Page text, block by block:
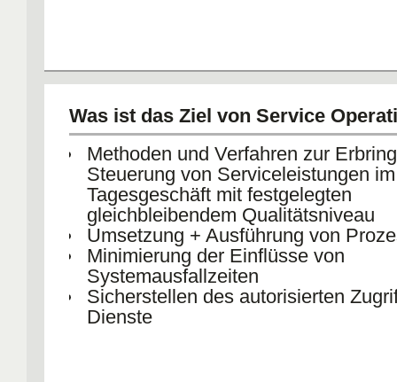
Was ist das Ziel von Service
Methoden und Verfahren zur
Steuerung von Serviceleistungen im
Tagesgeschäft mit festgelegten
gleichbleibendem Qualitätsniveau
Umsetzung + Ausführung von
Minimierung der Einflüsse von
Systemausfallzeiten
Sicherstellen des autorisierten
Dienste